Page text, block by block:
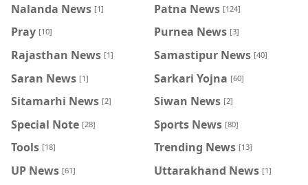
Nalanda News [1] Patna News [124]
Pray [10] Purnea News [3]
Rajasthan News [1] Samastipur News [40]
Saran News [1] Sarkari Yojna [60]
Sitamarhi News [2] Siwan News [2]
Special Note [28] Sports News [80]
Tools [18] Trending News [13]
UP News [61] Uttarakhand News [1]